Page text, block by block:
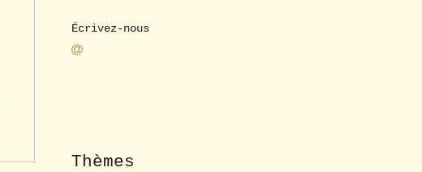
Écrivez-nous
Thèmes